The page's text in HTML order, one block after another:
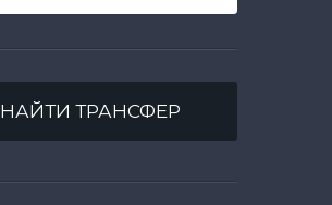
НАЙТИ ТРАНСФЕР